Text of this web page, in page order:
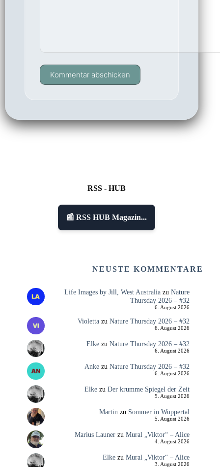
Kommentar abschicken
RSS - HUB
📰 RSS HUB Magazin...
NEUSTE KOMMENTARE
Life Images by Jill, West Australiazu Nature
Thursday 2026 – #32
6. August 2026
Violettazu Nature Thursday 2026 – #32
6. August 2026
Elkezu Nature Thursday 2026 – #32
6. August 2026
Ankezu Nature Thursday 2026 – #32
6. August 2026
Elkezu Der krumme Spiegel der Zeit
5. August 2026
Martinzu Sommer in Wuppertal
5. August 2026
Marius Launerzu Mural „Viktor“ – Alice
4. August 2026
Elkezu Mural „Viktor“ – Alice
3. August 2026